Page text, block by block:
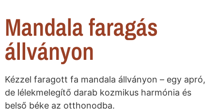
Mandala faragás
állványon
Kézzel faragott fa mandala állványon – egy apró,
de lélekmelegítő darab kozmikus harmónia és
belső béke az otthonodba.